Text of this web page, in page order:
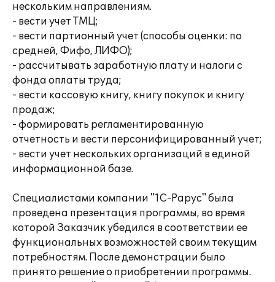
нескольким направлениям.
- вести учет ТМЦ;
- вести партионный учет (способы оценки: по
средней, Фифо, ЛИФО);
- рассчитывать заработную плату и налоги с
фонда оплаты труда;
- вести кассовую книгу, книгу покупок и книгу
продаж;
- формировать регламентированную
отчетность и вести персонифицированный учет;
- вести учет нескольких организаций в единой
информационной базе.
Специалистами компании "1С-Рарус" была
проведена презентация программы, во время
которой Заказчик убедился в соответствии ее
функциональных возможностей своим текущим
потребностям. После демонстрации было
принято решение о приобретении программы.